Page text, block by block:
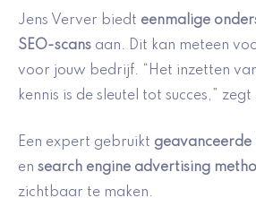
Jens Verver biedt eenmalige
SEO-scans aan. Dit kan meteen
voor jouw bedrijf. “Het inzetten
kennis is de sleutel tot succes,” zegt
Een expert gebruikt
en search engine advertising
zichtbaar te maken.